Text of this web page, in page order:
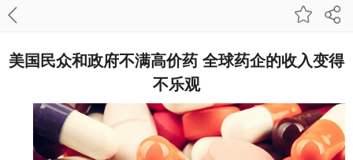
美国民众和政府不满高价药 全球药企的收入变得
不乐观